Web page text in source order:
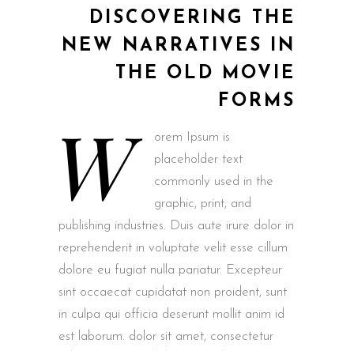
DISCOVERING THE
NEW NARRATIVES IN
THE OLD MOVIE
FORMS
W
orem Ipsum is
placeholder text
commonly used in the
graphic, print, and
publishing industries. Duis aute irure dolor in
reprehenderit in voluptate velit esse cillum
dolore eu fugiat nulla pariatur. Excepteur
sint occaecat cupidatat non proident, sunt
in culpa qui officia deserunt mollit anim id
est laborum. dolor sit amet, consectetur